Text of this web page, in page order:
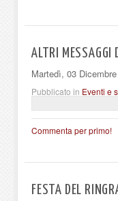
ALTRI MESSAGGI
Martedì, 03
Pubblicato in Eventi e
Commenta per primo!
FESTA DEL